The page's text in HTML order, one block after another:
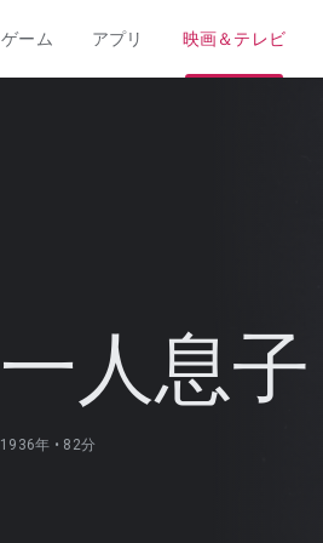
ゲーム アプリ 映画＆テレビ
一人息子
1936年 • 82分